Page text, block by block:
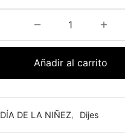
Añadir al carrito
DÍA DE LA NIÑEZ, Dijes